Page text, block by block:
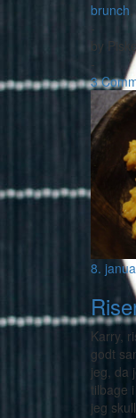
brunch
-
by
-
3
8.
Karry,
godt
jeg, da
tilbage
jeg